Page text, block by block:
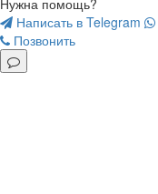
Написать в Telegram
Позвонить